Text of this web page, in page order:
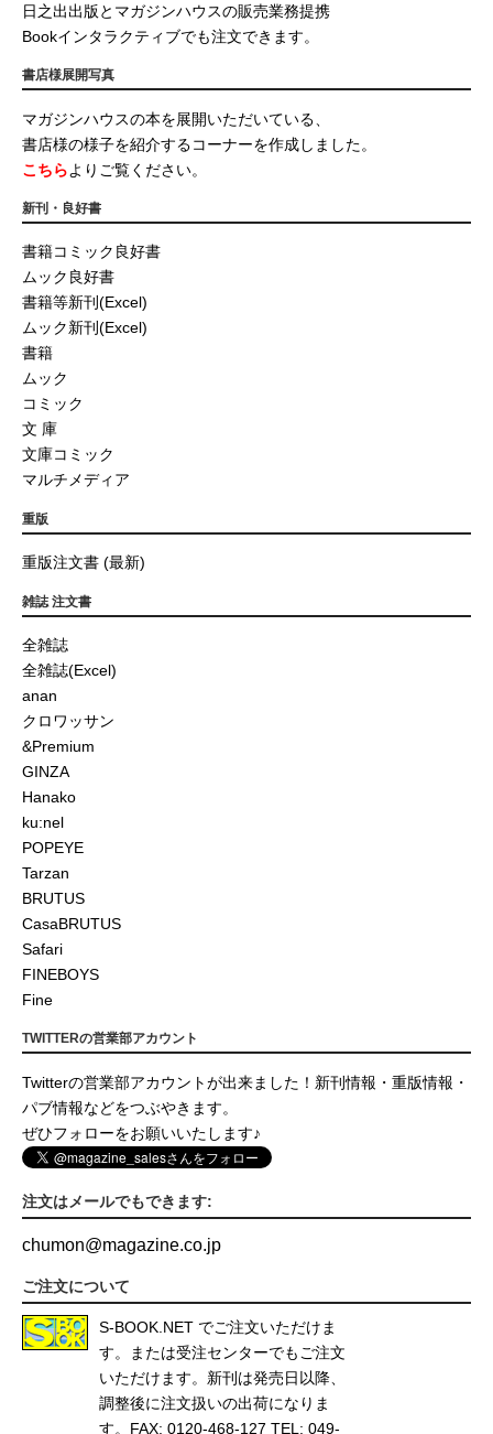
日之出出版とマガジンハウスの販売業務提携
Bookインタラクティブでも注文できます。
書店様展開写真
マガジンハウスの本を展開いただいている、
書店様の様子を紹介するコーナーを作成しました。
こちらよりご覧ください。
新刊・良好書
書籍コミック良好書
ムック良好書
書籍等新刊(Excel)
ムック新刊(Excel)
書籍
ムック
コミック
文 庫
文庫コミック
マルチメディア
重版
重版注文書 (最新)
雑誌 注文書
全雑誌
全雑誌(Excel)
anan
クロワッサン
&Premium
GINZA
Hanako
ku:nel
POPEYE
Tarzan
BRUTUS
CasaBRUTUS
Safari
FINEBOYS
Fine
TWITTERの営業部アカウント
Twitterの営業部アカウントが出来ました！新刊情報・重版情報・
パブ情報などをつぶやきます。
ぜひフォローをお願いいたします♪
注文はメールでもできます:
chumon@magazine.co.jp
ご注文について
S-BOOK.NET でご注文いただけま
す。または受注センターでもご注文
いただけます。新刊は発売日以降、
調整後に注文扱いの出荷になりま
す。FAX: 0120-468-127 TEL: 049-